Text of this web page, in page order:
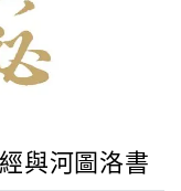
與河圖洛書